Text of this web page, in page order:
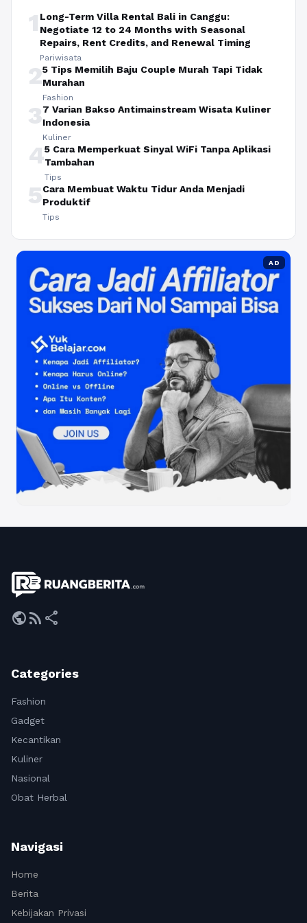
1 Long-Term Villa Rental Bali in Canggu:
Negotiate 12 to 24 Months with Seasonal
Repairs, Rent Credits, and Renewal Timing
Pariwisata
25 Tips Memilih Baju Couple Murah Tapi Tidak
Murahan
Fashion
37 Varian Bakso Antimainstream Wisata Kuliner
Indonesia
Kuliner
45 Cara Memperkuat Sinyal WiFi Tanpa Aplikasi
Tambahan
Tips
5Cara Membuat Waktu Tidur Anda Menjadi
Produktif
Tips
AD
publicrss_feed share
Categories
Fashion
Gadget
Kecantikan
Kuliner
Nasional
Obat Herbal
Navigasi
Home
Berita
Kebijakan Privasi